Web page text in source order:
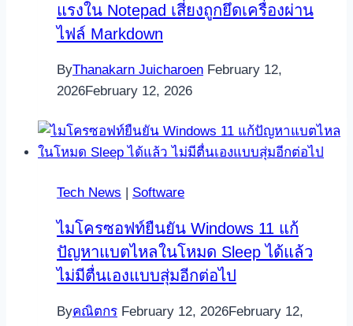
แรงใน Notepad เสี่ยงถูกยึดเครื่องผ่าน
ไฟล์ Markdown
ByThanakarn Juicharoen February 12,
2026February 12, 2026
Tech News | Software
ไมโครซอฟท์ยืนยัน Windows 11 แก้
ปัญหาแบตไหลในโหมด Sleep ได้แล้ว
ไม่มีตื่นเองแบบสุ่มอีกต่อไป
Byคณิตกร February 12, 2026February 12,